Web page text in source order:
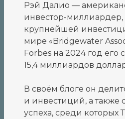
Рэй Далио —
инвестор-миллиардер,
крупнейшей
мире «Bridgewater
Forbes на 2024 год его
15,4 миллиардов
В своём блоге он
и инвестиций, а также
успеха, среди которых